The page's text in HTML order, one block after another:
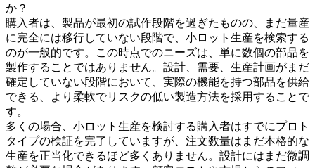
か？
購入者は、製品が最初の試作段階を過ぎたものの、まだ量産
に完全には移行していない段階で、 小ロット生産を検索する
のが一般的です。この時点でのニーズは、単に数個の部品を
製作することではありません。設計、需要、生産計画がまだ
確定していない段階において、実際の機能を持つ部品を供給
できる、より柔軟でリスクの低い製造方法を採用することで
す。
多くの場合、小ロット生産を検討する購入者はすでにプロト
タイプの検証を完了していますが、注文数量はまだ本格的な
生産を正当化できるほど多くありません。設計にはまだ微調